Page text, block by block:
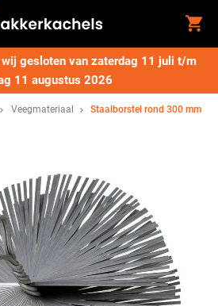
gesloten van zaterdag 11 juli t/m
11 augustus 2026
Veegmateriaal Staalborstel rond 300 mm